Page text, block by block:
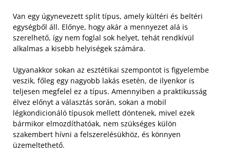
Van egy úgynevezett split típus, amely kültéri és beltéri
egységből áll. Előnye, hogy akár a mennyezet alá is
szerelhető, így nem foglal sok helyet, tehát rendkívül
alkalmas a kisebb helyiségek számára.
Ugyanakkor sokan az esztétikai szempontot is figyelembe
veszik, főleg egy nagyobb lakás esetén, de ilyenkor is
teljesen megfelel ez a típus. Amennyiben a praktikusság
élvez előnyt a választás során, sokan a mobil
légkondicionáló típusok mellett döntenek, mivel ezek
bármikor elmozdíthatóak, nem szükséges külön
szakembert hívni a felszerelésükhöz, és könnyen
üzemeltethető.